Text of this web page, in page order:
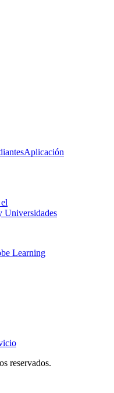
Aplicación
Universidades
Learning
reservados.